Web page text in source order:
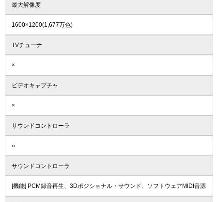
最大解像度
1600×1200(1,677万色)
TVチューナ
×
ビデオキャプチャ
×
サウンドコントローラ
○
サウンドコントローラ
[機能] PCM録音再生、3Dポジショナル・サウンド、ソフトウェアMIDI音源